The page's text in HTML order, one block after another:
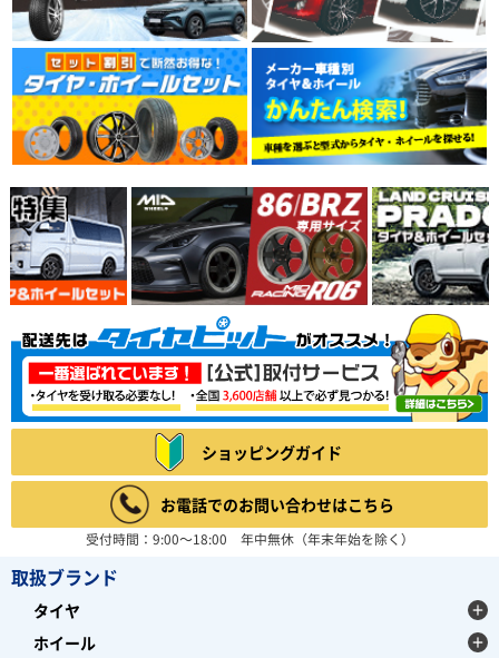
ショッピングガイド
お電話でのお問い合わせはこちら
受付時間：9:00～18:00 年中無休（年末年始を除く）
取扱ブランド
タイヤ
ホイール